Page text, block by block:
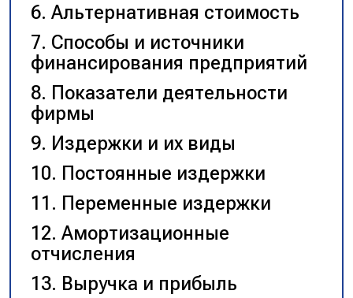
Альтернативная стоимость
Способы и источники
финансирования предприятий
Показатели деятельности
фирмы
Издержки и их виды
Постоянные издержки
Переменные издержки
Амортизационные
отчисления
Выручка и прибыль